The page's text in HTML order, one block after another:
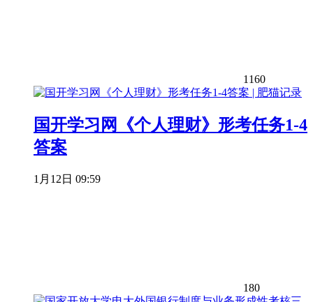
1160
国开学习网《个人理财》形考任务1-4
答案
1月12日 09:59
180